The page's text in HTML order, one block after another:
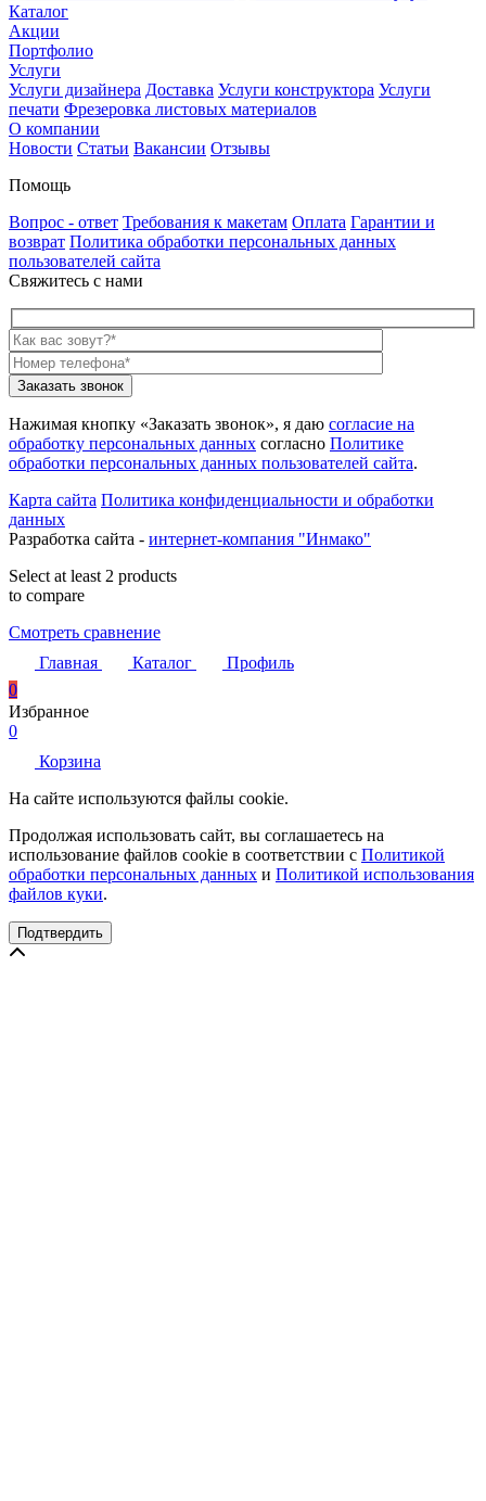
Каталог
Акции
Портфолио
Услуги
Услуги дизайнера Доставка Услуги конструктора Услуги
печати Фрезеровка листовых материалов
О компании
Новости Статьи Вакансии Отзывы
Помощь
Вопрос - ответ Требования к макетам Оплата Гарантии и
возврат Политика обработки персональных данных
пользователей сайта
Свяжитесь с нами
Нажимая кнопку «Заказать звонок», я даю согласие на
обработку персональных данных согласно Политике
обработки персональных данных пользователей сайта.
Карта сайта Политика конфиденциальности и обработки
данных
Разработка сайта - интернет-компания "Инмако"
Select at least 2 products
to compare
Смотреть сравнение
Главная
Каталог
Профиль
0
Избранное
0
Корзина
На сайте используются файлы cookie.
Продолжая использовать сайт, вы соглашаетесь на
использование файлов cookie в соответствии с Политикой
обработки персональных данных и Политикой использования
файлов куки.
Подтвердить